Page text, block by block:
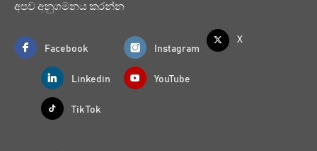
අපව අනුගමනය කරන්න
Facebook Instagram
X
Linkedin YouTube
Tik Tok